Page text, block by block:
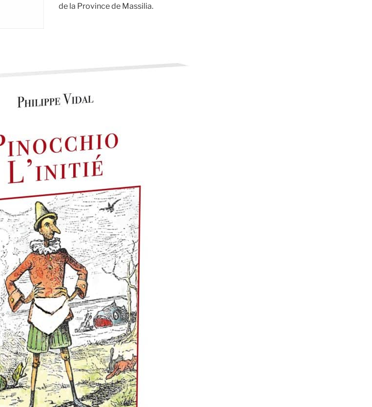
de la Province de Massilia.